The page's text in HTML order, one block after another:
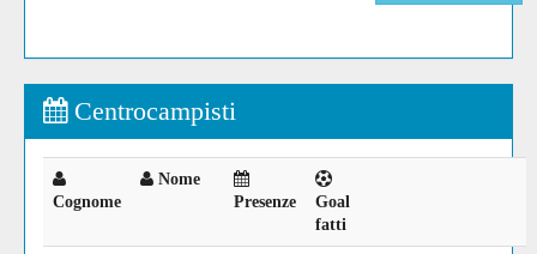
Centrocampisti
Cognome
Nome
Presenze
Goal
fatti